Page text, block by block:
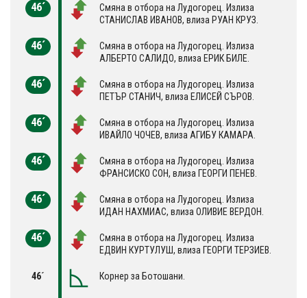
46´
Смяна в отбора на Лудогорец. Излиза
СТАНИСЛАВ ИВАНОВ, влиза РУАН КРУЗ.
46´
Смяна в отбора на Лудогорец. Излиза
АЛБЕРТО САЛИДО, влиза ЕРИК БИЛЕ.
46´
Смяна в отбора на Лудогорец. Излиза
ПЕТЪР СТАНИЧ, влиза ЕЛИСЕЙ СЪРОВ.
46´
Смяна в отбора на Лудогорец. Излиза
ИВАЙЛО ЧОЧЕВ, влиза АГИБУ КАМАРА.
46´
Смяна в отбора на Лудогорец. Излиза
ФРАНСИСКО СОН, влиза ГЕОРГИ ПЕНЕВ.
46´
Смяна в отбора на Лудогорец. Излиза
ИДАН НАХМИАС, влиза OЛИВИЕ ВЕРДОН.
46´
Смяна в отбора на Лудогорец. Излиза
ЕДВИН КУРТУЛУШ, влиза ГЕОРГИ ТЕРЗИЕВ.
46´ Корнер за Ботошани.